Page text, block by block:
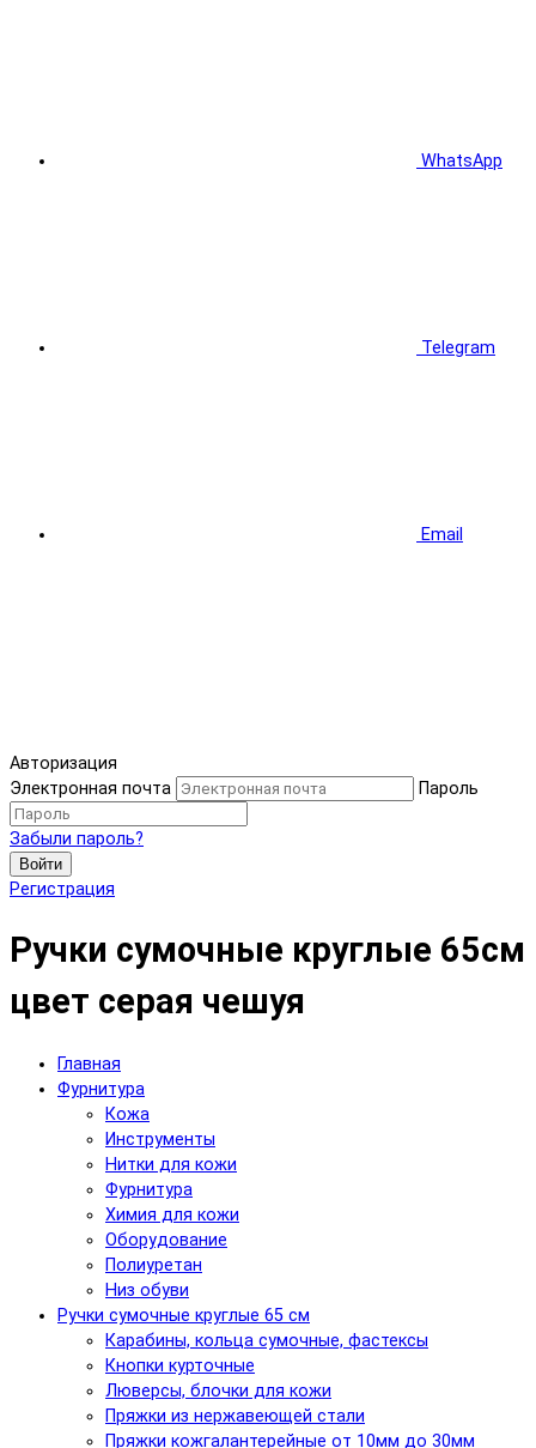
WhatsApp
Telegram
Email
Авторизация
Электронная почта
Пароль
Забыли пароль?
Войти
Регистрация
Ручки сумочные круглые 65см
цвет серая чешуя
Главная
Фурнитура
Кожа
Инструменты
Нитки для кожи
Фурнитура
Химия для кожи
Оборудование
Полиуретан
Низ обуви
Ручки сумочные круглые 65 см
Карабины, кольца сумочные, фастексы
Кнопки курточные
Люверсы, блочки для кожи
Пряжки из нержавеющей стали
Пряжки кожгалантерейные от 10мм до 30мм